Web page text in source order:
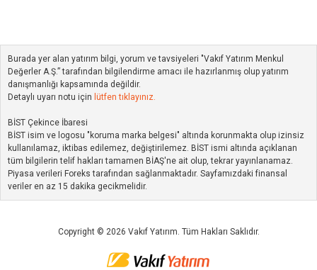
Burada yer alan yatırım bilgi, yorum ve tavsiyeleri "Vakıf Yatırım Menkul
Değerler A.Ş.” tarafından bilgilendirme amacı ile hazırlanmış olup yatırım
danışmanlığı kapsamında değildir.
Detaylı uyarı notu için lütfen tıklayınız.
BİST Çekince İbaresi
BİST isim ve logosu "koruma marka belgesi" altında korunmakta olup izinsiz
kullanılamaz, iktibas edilemez, değiştirilemez. BİST ismi altında açıklanan
tüm bilgilerin telif hakları tamamen BİAŞ'ne ait olup, tekrar yayınlanamaz.
Piyasa verileri Foreks tarafından sağlanmaktadır. Sayfamızdaki finansal
veriler en az 15 dakika gecikmelidir.
Copyright © 2026 Vakıf Yatırım. Tüm Hakları Saklıdır.